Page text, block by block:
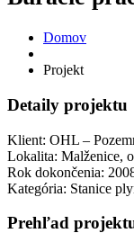
Domov
Projekt
Detaily projektu
Klient: OHL –
Lokalita: Malženice,
Rok dokončenia:
Kategória: Stanice
Prehľad